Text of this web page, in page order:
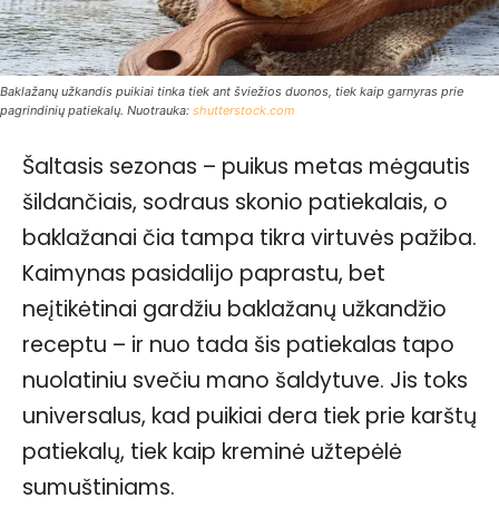
Baklažanų užkandis puikiai tinka tiek ant šviežios duonos, tiek kaip garnyras prie
pagrindinių patiekalų. Nuotrauka: shutterstock.com
Šaltasis sezonas – puikus metas mėgautis
šildančiais, sodraus skonio patiekalais, o
baklažanai čia tampa tikra virtuvės pažiba.
Kaimynas pasidalijo paprastu, bet
neįtikėtinai gardžiu baklažanų užkandžio
receptu – ir nuo tada šis patiekalas tapo
nuolatiniu svečiu mano šaldytuve. Jis toks
universalus, kad puikiai dera tiek prie karštų
patiekalų, tiek kaip kreminė užtepėlė
sumuštiniams.